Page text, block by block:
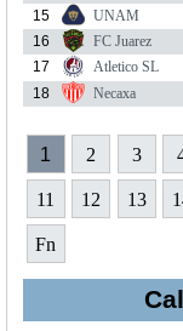
15
UNAM
16
FC Juarez
17
Atletico SL
18
Necaxa
1 2 3
11 12 13
Fn